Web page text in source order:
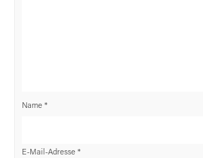
Name *
E-Mail-Adresse *